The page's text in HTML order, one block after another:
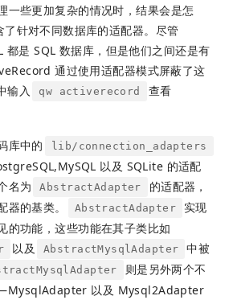
一些更加复杂的情况时，结果会是怎
针对不同数据库的适配器。尽管
都是 SQL 数据库，但是他们之间还是有
通过使用适配器模式屏蔽了这
输入 qw activerecord
查看
库中的 lib/connection_adapters
以及 SQLite 的适配
名为
AbstractAdapter
的适配器，
的基类。
AbstractAdapter
实现
的功能，这些功能在其子类比如
以及 AbstractMysqlAdapter
中被
则是另外两个不
以及 Mysql2Adapter